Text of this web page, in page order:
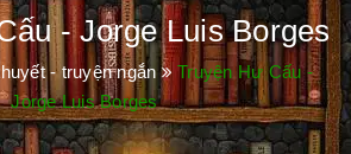
- Jorge Luis Borges
- truyện ngắn
Truyện Hư Cấu -
Jorge Luis Borges